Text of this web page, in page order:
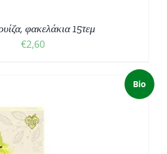
φακελάκια 15τεμ
€2,60
Bio